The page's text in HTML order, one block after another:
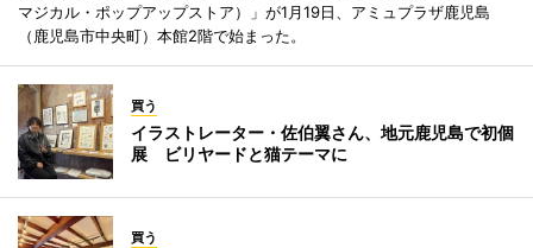
マジカル・ポップアップストア）」が1月19日、アミュプラザ鹿児島
（鹿児島市中央町）本館2階で始まった。
買う
イラストレーター・佐伯翼さん、地元鹿児島で初個
展 ビリヤードと猫テーマに
買う